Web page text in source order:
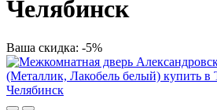
Челябинск
Ваша скидка: -5%